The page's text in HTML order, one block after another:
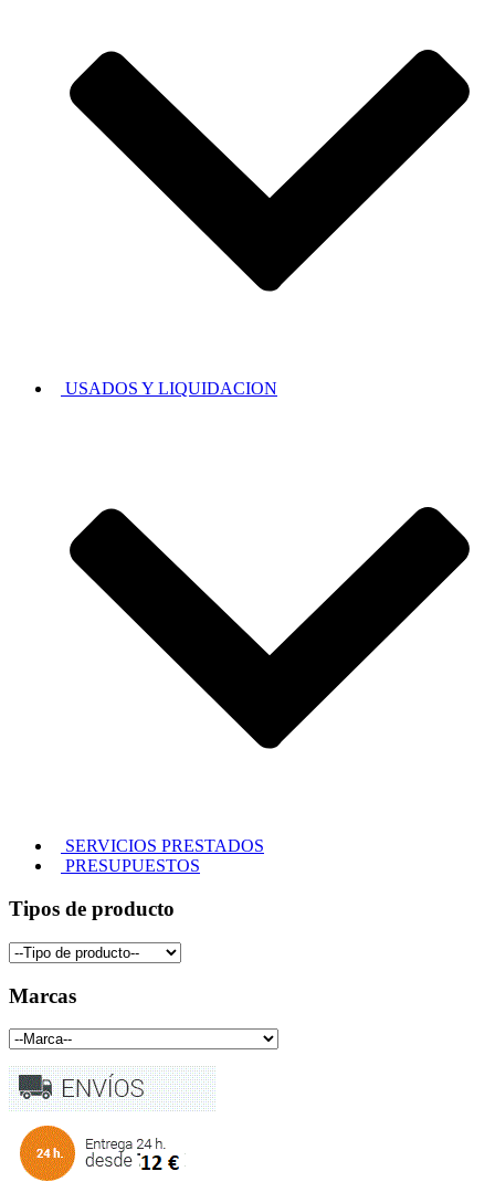
USADOS Y LIQUIDACION
SERVICIOS PRESTADOS
PRESUPUESTOS
Tipos de producto
Marcas